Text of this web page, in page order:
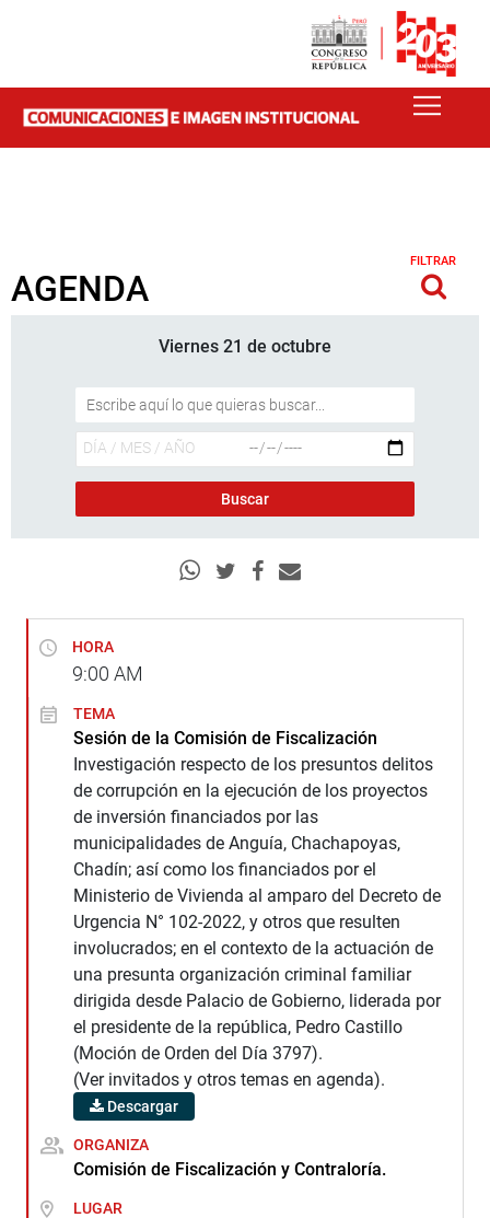
AGENDA
FILTRAR
Viernes 21 de octubre
HORA
9:00 AM
TEMA
Sesión de la Comisión de Fiscalización
Investigación respecto de los presuntos delitos
de corrupción en la ejecución de los proyectos
de inversión financiados por las
municipalidades de Anguía, Chachapoyas,
Chadín; así como los financiados por el
Ministerio de Vivienda al amparo del Decreto de
Urgencia N° 102-2022, y otros que resulten
involucrados; en el contexto de la actuación de
una presunta organización criminal familiar
dirigida desde Palacio de Gobierno, liderada por
el presidente de la república, Pedro Castillo
(Moción de Orden del Día 3797).
(Ver invitados y otros temas en agenda).
Descargar
ORGANIZA
Comisión de Fiscalización y Contraloría.
LUGAR